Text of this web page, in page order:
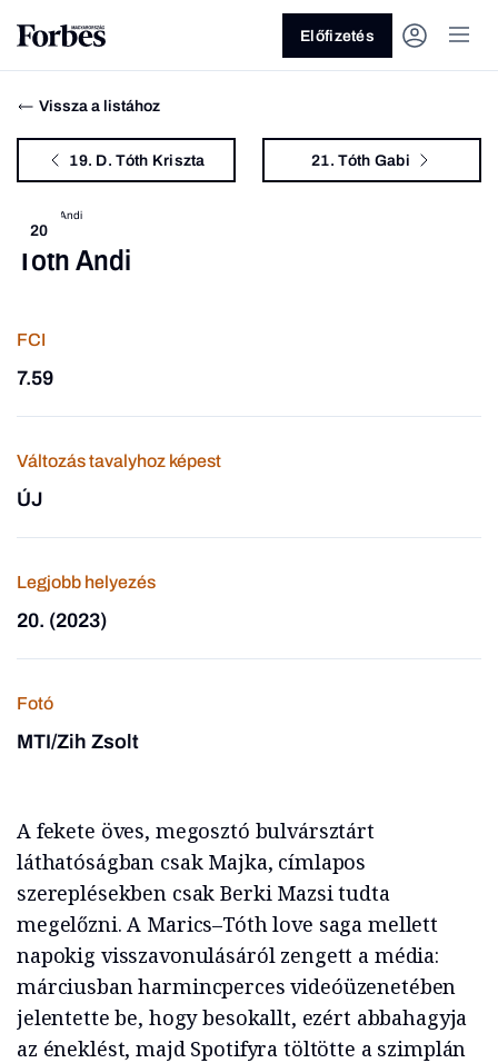
Előfizetés
Vissza a listához
19. D. Tóth Kriszta 21. Tóth Gabi
20
Tóth Andi
FCI
7.59
Változás tavalyhoz képest
ÚJ
Legjobb helyezés
20. (2023)
Fotó
MTI/Zih Zsolt
A fekete öves, megosztó bulvársztárt
láthatóságban csak Majka, címlapos
szereplésekben csak Berki Mazsi tudta
megelőzni. A Marics–Tóth love saga mellett
napokig visszavonulásáról zengett a média:
márciusban harmincperces videóüzenetében
jelentette be, hogy besokallt, ezért abbahagyja
az éneklést, majd Spotifyra töltötte a szimplán